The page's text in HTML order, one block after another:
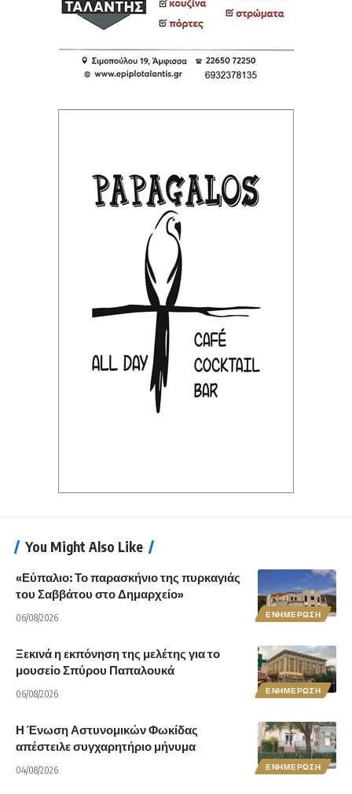
You Might Also Like
ΕΝΗΜΕΡΩΣΗ
«Εύπαλιο: Το παρασκήνιο της πυρκαγιάς
του Σαββάτου στο Δημαρχείο»
06/08/2026
ΕΝΗΜΕΡΩΣΗ
Ξεκινά η εκπόνηση της μελέτης για το
μουσείο Σπύρου Παπαλουκά
06/08/2026
ΕΝΗΜΕΡΩΣΗ
Η Ένωση Αστυνομικών Φωκίδας
απέστειλε συγχαρητήριο μήνυμα
04/08/2026